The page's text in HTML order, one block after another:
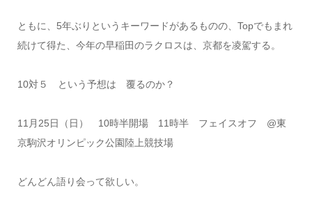
ともに、5年ぶりというキーワードがあるものの、Topでもまれ
続けて得た、今年の早稲田のラクロスは、京都を凌駕する。
10対５ という予想は 覆るのか？
11月25日（日） 10時半開場 11時半 フェイスオフ @東
京駒沢オリンピック公園陸上競技場
どんどん語り会って欲しい。